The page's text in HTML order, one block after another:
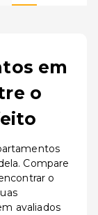
em
o
Compare
o
avaliados